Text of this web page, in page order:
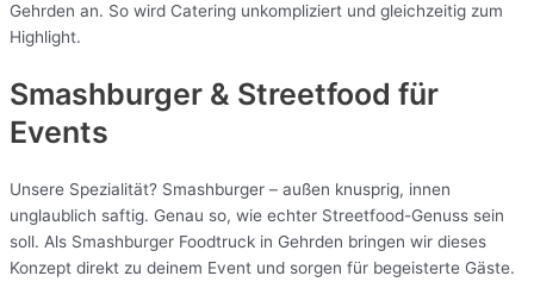
Gehrden an. So wird Catering unkompliziert und gleichzeitig zum
Highlight.
Smashburger & Streetfood für
Events
Unsere Spezialität? Smashburger – außen knusprig, innen
unglaublich saftig. Genau so, wie echter Streetfood-Genuss sein
soll. Als Smashburger Foodtruck in Gehrden bringen wir dieses
Konzept direkt zu deinem Event und sorgen für begeisterte Gäste.